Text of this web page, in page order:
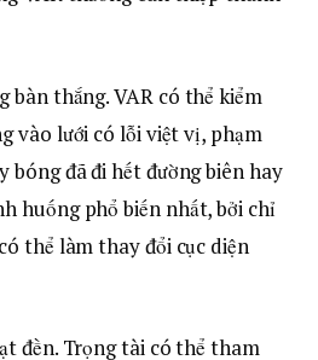
thắng. VAR có thể kiểm
vào lưới có lỗi việt vị, phạm
bóng đã đi hết đường biên hay
huống phổ biến nhất, bởi chỉ
thể làm thay đổi cục diện
đền. Trọng tài có thể tham